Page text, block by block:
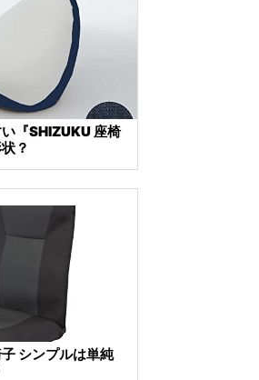
『SHIZUKU 座椅
？
シンプルは単純